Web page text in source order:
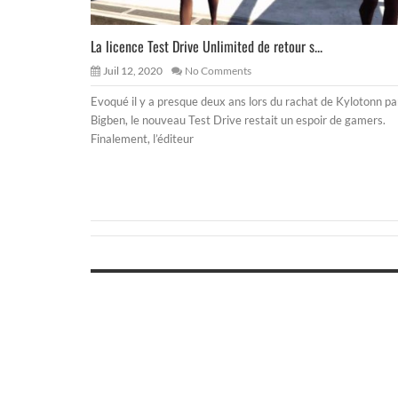
La licence Test Drive Unlimited de retour s...
Juil 12, 2020 No Comments
Evoqué il y a presque deux ans lors du rachat de Kylotonn
Bigben, le nouveau Test Drive restait un espoir de gamers.
Finalement, l’éditeur